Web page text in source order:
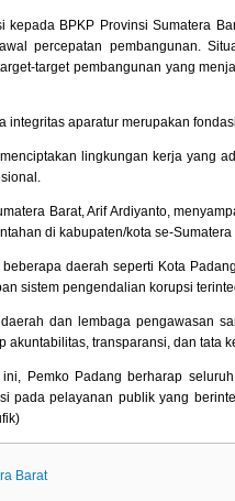
kepada BPKP Provinsi Sumatera
percepatan pembangunan.
target pembangunan yang
integritas aparatur merupakan
lingkungan kerja yang
Barat, Arif Ardiyanto,
di kabupaten/kota se-Sumatera
daerah seperti Kota
sistem pengendalian korupsi
dan lembaga pengawasan
akuntabilitas, transparansi, dan tata
Pemko Padang berharap
pada pelayanan publik yang
Barat